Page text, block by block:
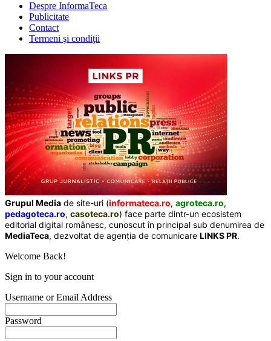
Despre InformaTeca
Publicitate
Contact
Termeni şi condiţii
Grupul Media de site-uri (informateca.ro, agroteca.ro,
pedagoteca.ro, casoteca.ro) face parte dintr-un ecosistem
editorial digital românesc, cunoscut în principal sub denumirea de
MediaTeca, dezvoltat de agenția de comunicare LINKS PR.
Welcome Back!
Sign in to your account
Username or Email Address
Password